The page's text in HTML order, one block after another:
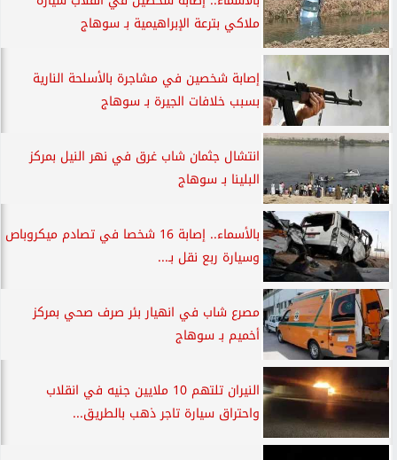
ملاكي بترعة الإبراهيمية بـ سوهاج
إصابة شخصين في مشاجرة بالأسلحة النارية
بسبب خلافات الجيرة بـ سوهاج
انتشال جثمان شاب غرق في نهر النيل بمركز
البلينا بـ سوهاج
بالأسماء.. إصابة 16 شخصا في تصادم ميكروباص
وسيارة ربع نقل بـ...
مصرع شاب في انهيار بئر صرف صحي بمركز
أخميم بـ سوهاج
النيران تلتهم 10 ملايين جنيه في انقلاب
واحتراق سيارة تاجر ذهب بالطريق...